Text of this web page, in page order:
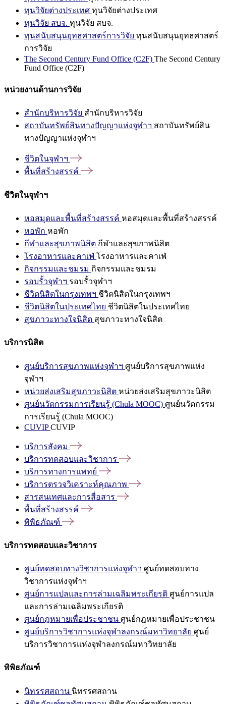
ทุนวิจัยต่างประเทศ ทุนวิจัยต่างประเทศ
ทุนวิจัย สบจ. ทุนวิจัย สบจ.
ทุนสนับสนุนยุทธศาสตร์การวิจัย ทุนสนับสนุนยุทธศาสตร์
การวิจัย
The Second Century Fund Office (C2F) The Second Century
Fund Office (C2F)
หน่วยงานด้านการวิจัย
สำนักบริหารวิจัย สำนักบริหารวิจัย
สถาบันทรัพย์สินทางปัญญาแห่งจุฬาฯ สถาบันทรัพย์สิน
ทางปัญญาแห่งจุฬาฯ
ชีวิตในจุฬาฯ
พื้นที่สร้างสรรค์
ชีวิตในจุฬาฯ
หอสมุดและพื้นที่สร้างสรรค์ หอสมุดและพื้นที่สร้างสรรค์
หอพัก หอพัก
กีฬาและสุขภาพนิสิต กีฬาและสุขภาพนิสิต
โรงอาหารและคาเฟ่ โรงอาหารและคาเฟ่
กิจกรรมและชมรม กิจกรรมและชมรม
รอบรั้วจุฬาฯ รอบรั้วจุฬาฯ
ชีวิตนิสิตในกรุงเทพฯ ชีวิตนิสิตในกรุงเทพฯ
ชีวิตนิสิตในประเทศไทย ชีวิตนิสิตในประเทศไทย
สุขภาวะทางใจนิสิต สุขภาวะทางใจนิสิต
บริการนิสิต
ศูนย์บริการสุขภาพแห่งจุฬาฯ ศูนย์บริการสุขภาพแห่ง
จุฬาฯ
หน่วยส่งเสริมสุขภาวะนิสิต หน่วยส่งเสริมสุขภาวะนิสิต
ศูนย์นวัตกรรมการเรียนรู้ (Chula MOOC) ศูนย์นวัตกรรม
การเรียนรู้ (Chula MOOC)
CUVIPCUVIP
บริการสังคม
บริการทดสอบและวิชาการ
บริการทางการแพทย์
บริการตรวจวิเคราะห์คุณภาพ
สารสนเทศและการสื่อสาร
พื้นที่สร้างสรรค์
พิพิธภัณฑ์
บริการทดสอบและวิชาการ
ศูนย์ทดสอบทางวิชาการแห่งจุฬาฯ ศูนย์ทดสอบทาง
วิชาการแห่งจุฬาฯ
ศูนย์การแปลและการล่ามเฉลิมพระเกียรติ ศูนย์การแปล
และการล่ามเฉลิมพระเกียรติ
ศูนย์กฎหมายเพื่อประชาชน ศูนย์กฎหมายเพื่อประชาชน
ศูนย์บริการวิชาการแห่งจุฬาลงกรณ์มหาวิทยาลัย ศูนย์
บริการวิชาการแห่งจุฬาลงกรณ์มหาวิทยาลัย
พิพิธภัณฑ์
นิทรรศสถาน นิทรรศสถาน